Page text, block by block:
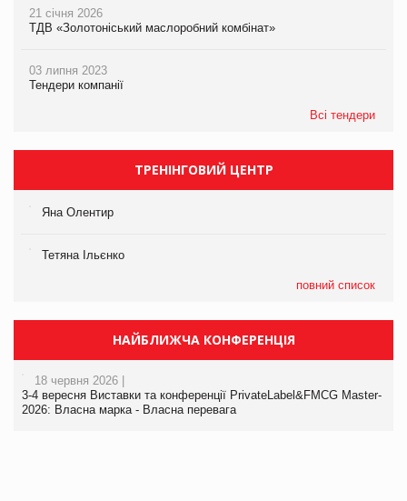
21 січня 2026
ТДВ «Золотоніський маслоробний комбінат»
03 липня 2023
Тендери компанії
Всі тендери
ТРЕНІНГОВИЙ ЦЕНТР
Яна Олентир
Тетяна Ільєнко
повний список
НАЙБЛИЖЧА КОНФЕРЕНЦІЯ
18 червня 2026 |
3-4 вересня Виставки та конференції PrivateLabel&FMCG Master-
2026: Власна марка - Власна перевага